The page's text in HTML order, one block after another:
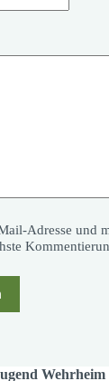
Adresse und
Wehrheim